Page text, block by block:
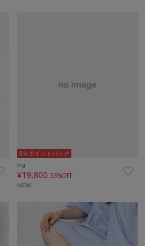
5％ポイントバック
ing
¥19,80033%OFF
NEW